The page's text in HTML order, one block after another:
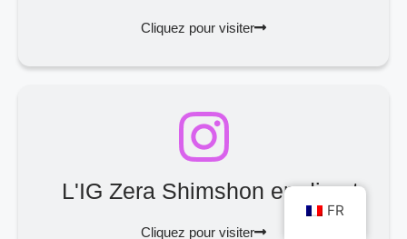
Cliquez pour visiter
L'IG Zera Shimshon en direct
Cliquez pour visiter
FR